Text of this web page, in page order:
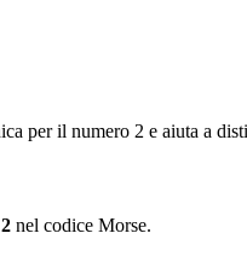
per il numero 2 e aiuta a
2 nel codice Morse.